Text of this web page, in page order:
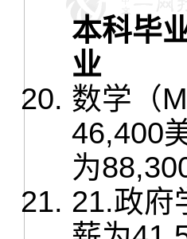
本科毕
业
数学（
46,400
为
21.政府